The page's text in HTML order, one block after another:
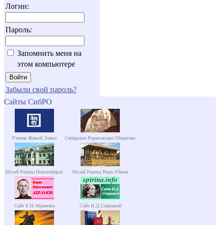
Логин:
Пароль:
Запомнить меня на
этом компьютере
Забыли свой пароль?
Сайты СибРО
Учение Живой Этики Сибирское Рериховское Общество
Музей Рериха Новосибирск Музей Рериха Верх-Уймон
Сайт Б.Н.Абрамова Сайт Н.Д.Спириной